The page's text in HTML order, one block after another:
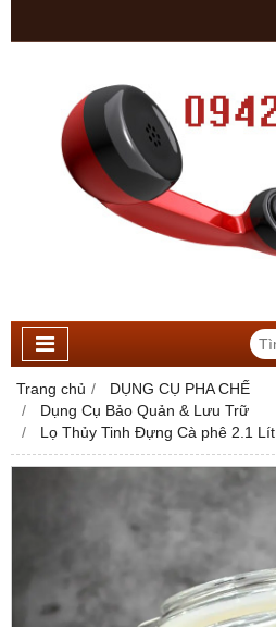
Trang chủ
DỤNG CỤ PHA CHẾ
Dụng Cụ Bảo Quản & Lưu Trữ
Lọ Thủy Tinh Đựng Cà phê 2.1 Lít